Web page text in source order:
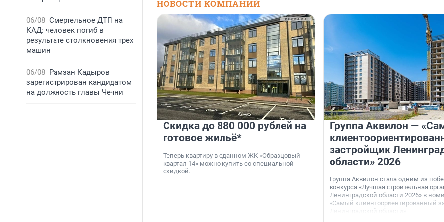
06/08 Смертельное ДТП на
КАД: человек погиб в
результате столкновения трех
машин
06/08 Рамзан Кадыров
зарегистрирован кандидатом
на должность главы Чечни
НОВОСТИ КОМПАНИЙ
Скидка до 880 000 рублей на
готовое жильё*
Теперь квартиру в сданном ЖК «Образцовый
квартал 14» можно купить со специальной
скидкой.
Группа Аквилон —
застройщик
области» 2026
Группа Аквилон стала одним из
конкурса «Лучшая строительная
Ленинградской области 2026» в
«Самый клиентоориентированный
Ленинградской области».